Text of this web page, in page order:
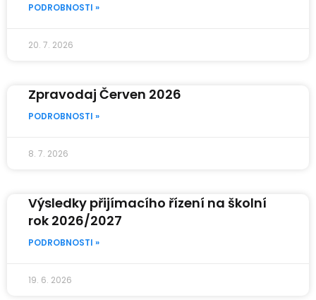
PODROBNOSTI »
20. 7. 2026
Zpravodaj Červen 2026
PODROBNOSTI »
8. 7. 2026
Výsledky přijímacího řízení na školní
rok 2026/2027
PODROBNOSTI »
19. 6. 2026